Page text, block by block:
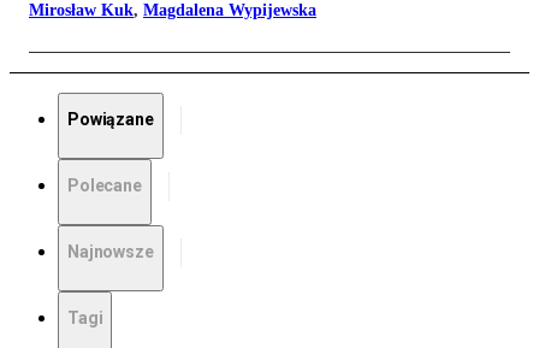
Mirosław Kuk, Magdalena Wypijewska
Powiązane
Polecane
Najnowsze
Tagi